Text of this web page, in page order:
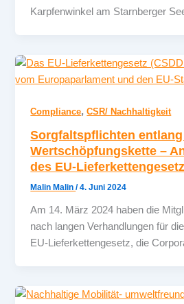
Karpfenwinkel am Starnberger
Compliance,CSR/ Nachhaltigkeit
Sorgfaltspflichten
Wertschöpfungskette –
des EU-
Malin Malin/4. Juni 2024
Am 14. März 2024 haben die
nach langen Verhandlungen für
EU-Lieferkettengesetz, die